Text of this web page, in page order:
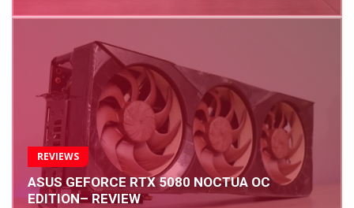
REVIEWS
ASUS GEFORCE RTX 5080 NOCTUA OC
EDITION– REVIEW